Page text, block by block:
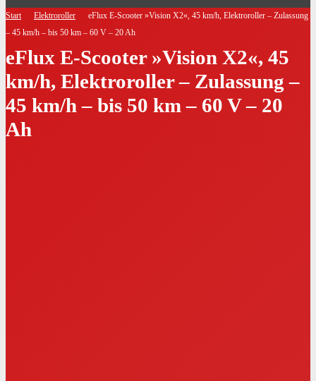
Start Elektroroller
eFlux E-Scooter »Vision X2«, 45 km/h, Elektroroller – Zulassung
– 45 km/h – bis 50 km – 60 V – 20 Ah
eFlux E-Scooter »Vision X2«, 45
km/h, Elektroroller – Zulassung –
45 km/h – bis 50 km – 60 V – 20
Ah